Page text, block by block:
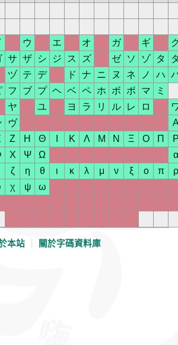
ウ エ オ ガ ギ
サ ザ シ ジ ス ズ ゼ ソ ゾ タ
ヅ テ デ ド ナ ニ ヌ ネ ノ ハ
フ ブ プ ヘ ベ ペ ホ ボ ポ マ
ミ
ヤ ユ ヨ ラ リ ル レ ロ
ヴ
Ζ Η Θ Κ Λ Μ Ν Ξ Ο Π
Χ Ψ Ω
α
ζ η θ ι κ λ μ ν ξ ο π
ρ
χ ψ
ω
本站 關於字碼資料庫